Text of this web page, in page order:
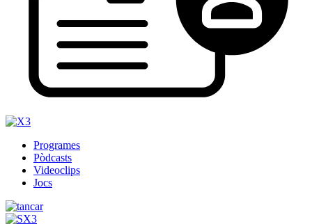
Programes
Pòdcasts
Videoclips
Jocs